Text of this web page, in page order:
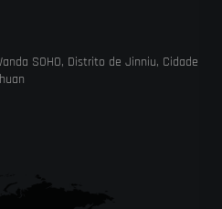
SOHO, Distrito de Jinniu, Cidade